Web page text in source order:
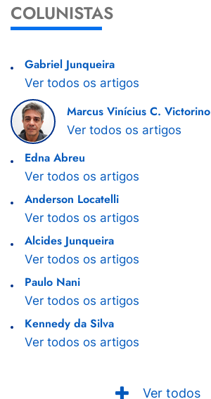
COLUNISTAS
Gabriel Junqueira
Ver todos os artigos
Marcus Vinícius C. Victorino
Ver todos os artigos
Edna Abreu
Ver todos os artigos
Anderson Locatelli
Ver todos os artigos
Alcides Junqueira
Ver todos os artigos
Paulo Nani
Ver todos os artigos
Kennedy da Silva
Ver todos os artigos
Ver todos